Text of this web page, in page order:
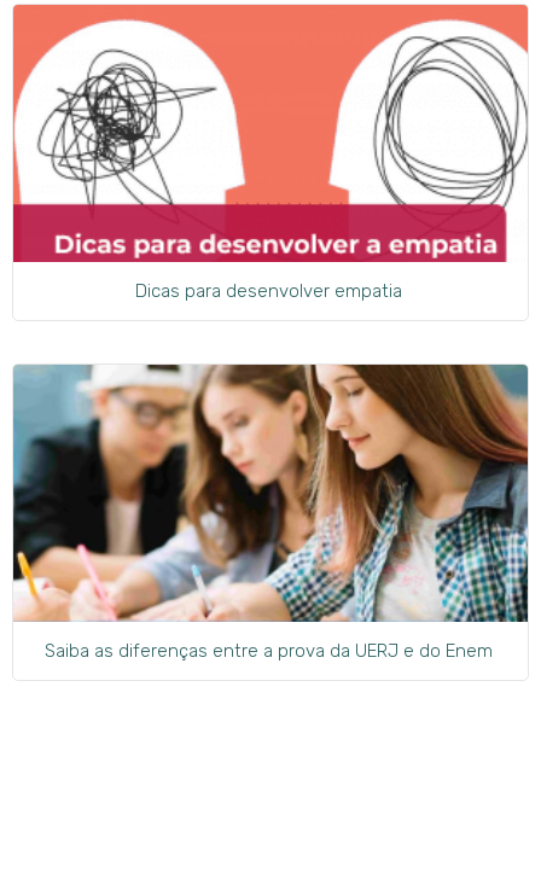
Dicas para desenvolver empatia
Saiba as diferenças entre a prova da UERJ e do Enem